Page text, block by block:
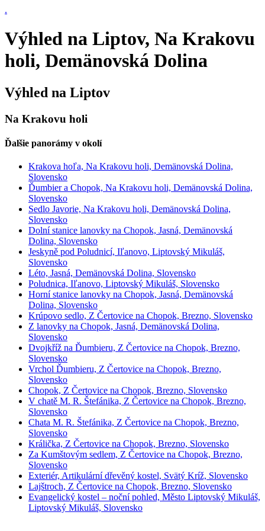
.
Výhled na Liptov, Na Krakovu
holi, Demänovská Dolina
Výhled na Liptov
Na Krakovu holi
Ďalšie panorámy v okolí
Krakova hoľa, Na Krakovu holi, Demänovská Dolina,
Slovensko
Ďumbier a Chopok, Na Krakovu holi, Demänovská Dolina,
Slovensko
Sedlo Javorie, Na Krakovu holi, Demänovská Dolina,
Slovensko
Dolní stanice lanovky na Chopok, Jasná, Demänovská
Dolina, Slovensko
Jeskyně pod Poludnicí, Iľanovo, Liptovský Mikuláš,
Slovensko
Léto, Jasná, Demänovská Dolina, Slovensko
Poludnica, Iľanovo, Liptovský Mikuláš, Slovensko
Horní stanice lanovky na Chopok, Jasná, Demänovská
Dolina, Slovensko
Krúpovo sedlo, Z Čertovice na Chopok, Brezno, Slovensko
Z lanovky na Chopok, Jasná, Demänovská Dolina,
Slovensko
Dvojkříž na Ďumbieru, Z Čertovice na Chopok, Brezno,
Slovensko
Vrchol Ďumbieru, Z Čertovice na Chopok, Brezno,
Slovensko
Chopok, Z Čertovice na Chopok, Brezno, Slovensko
V chatě M. R. Štefánika, Z Čertovice na Chopok, Brezno,
Slovensko
Chata M. R. Štefánika, Z Čertovice na Chopok, Brezno,
Slovensko
Králička, Z Čertovice na Chopok, Brezno, Slovensko
Za Kumštovým sedlem, Z Čertovice na Chopok, Brezno,
Slovensko
Exteriér, Artikulární dřevěný kostel, Svätý Kríž, Slovensko
Lajštroch, Z Čertovice na Chopok, Brezno, Slovensko
Evangelický kostel – noční pohled, Město Liptovský Mikuláš,
Liptovský Mikuláš, Slovensko